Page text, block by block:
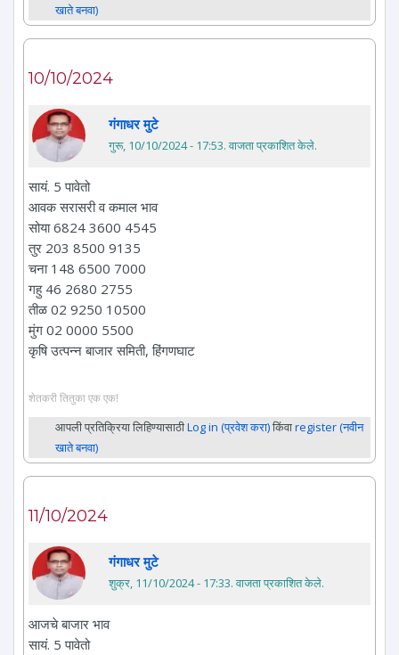
खाते बनवा)
10/10/2024
गंगाधर मुटे
गुरू, 10/10/2024 - 17:53. वाजता प्रकाशित केले.
सायं. 5 पावेतो
आवक सरासरी व कमाल भाव
सोया 6824 3600 4545
तुर 203 8500 9135
चना 148 6500 7000
गहु 46 2680 2755
तीळ 02 9250 10500
मुंग 02 0000 5500
कृषि उत्पन्न बाजार समिती, हिंगणघाट
शेतकरी तितुका एक एक!
आपली प्रतिक्रिया लिहिण्यासाठीLog in (प्रवेश करा)किंवाregister (नवीन
खाते बनवा)
11/10/2024
गंगाधर मुटे
शुक्र, 11/10/2024 - 17:33. वाजता प्रकाशित केले.
आजचे बाजार भाव
सायं. 5 पावेतो